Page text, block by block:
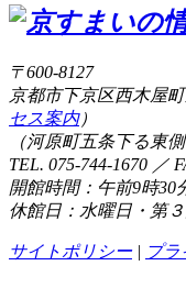
〒600-8127
京都市下京区西木屋
セス案内）
（河原町五条下る
TEL. 075-744-1670 ／
開館時間：午前9時30
休館日：水曜日・第
サイトポリシー| プ